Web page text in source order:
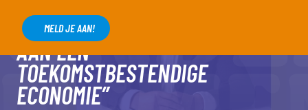
MELD JE AAN!
SAMENWERKEN
AAN EEN
TOEKOMSTBESTENDIGE
ECONOMIE”